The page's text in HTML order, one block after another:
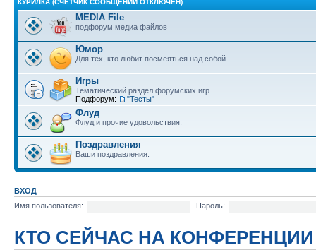
MEDIA File
подфорум медиа файлов
Юмор
Для тех, кто любит посмеяться над собой
Игры
Тематический раздел форумских игр.
Подфорум:
"Тесты"
Флуд
Флуд и прочие удовольствия.
Поздравления
Ваши поздравления.
ВХОД
Имя пользователя:
Пароль:
КТО СЕЙЧАС НА КОНФЕРЕНЦИИ